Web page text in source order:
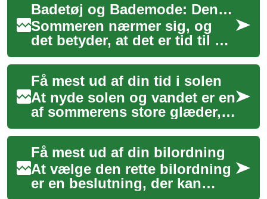
Badetøj og Bademode: Den ultimative guide til sommerens mest trendy looks
Sommeren nærmer sig, og
det betyder, at det er tid til at
forny garderoben med det
nyeste og mest trendy
badetøj. Uan...
Få mest ud af din tid i solen
At nyde solen og vandet er en
af sommerens store glæder,
uanset om det er ved en
indbydende pool, en livlig
strand el...
Få mest ud af din bilordning
At vælge den rette bilordning
er en beslutning, der kan